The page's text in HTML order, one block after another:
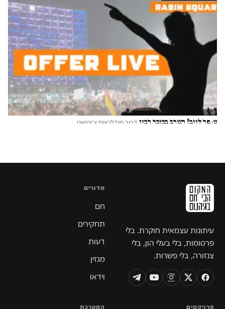
עופר לייב! הערב בכיכר רבין דרור מנדלבאום צ׳יטיאט
עיתונות עצמאית חוקרת. בלי
פרסומות, בלי בעלי הון, בלי
צנזורה, בלי פשרות.
מדורים
חם
תחקירים
דעות
מגזין
וידאו
פרויקטים המערכת